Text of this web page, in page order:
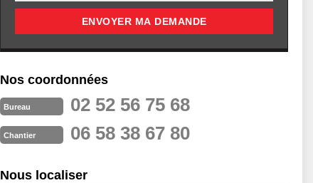
Nos coordonnées
Bureau 02 52 56 75 68
Chantier 06 58 38 67 80
Nous localiser